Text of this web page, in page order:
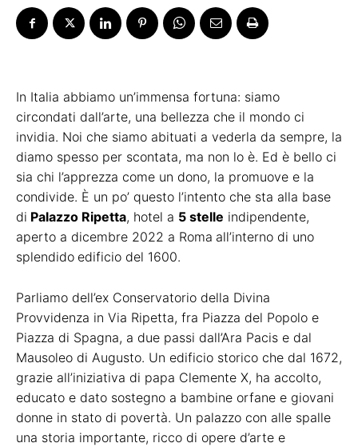
In Italia abbiamo un’immensa fortuna: siamo
circondati dall’arte, una bellezza che il mondo ci
invidia. Noi che siamo abituati a vederla da sempre, la
diamo spesso per scontata, ma non lo è. Ed è bello ci
sia chi l’apprezza come un dono, la promuove e la
condivide. È un po’ questo l’intento che sta alla base
di Palazzo Ripetta, hotel a 5 stelle indipendente,
aperto a dicembre 2022 a Roma all’interno di uno
splendido edificio del 1600.
Parliamo dell’ex Conservatorio della Divina
Provvidenza in Via Ripetta, fra Piazza del Popolo e
Piazza di Spagna, a due passi dall’Ara Pacis e dal
Mausoleo di Augusto. Un edificio storico che dal 1672,
grazie all’iniziativa di papa Clemente X, ha accolto,
educato e dato sostegno a bambine orfane e giovani
donne in stato di povertà. Un palazzo con alle spalle
una storia importante, ricco di opere d’arte e